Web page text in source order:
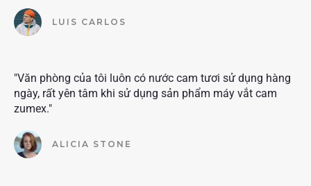
LUIS CARLOS
"Văn phòng của tôi luôn có nước cam tươi sử dụng hàng
ngày, rất yên tâm khi sử dụng sản phẩm máy vắt cam
zumex."
ALICIA STONE